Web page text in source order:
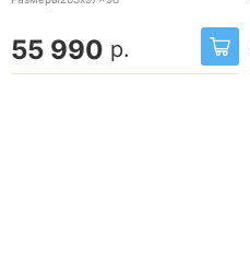
55 990 р.